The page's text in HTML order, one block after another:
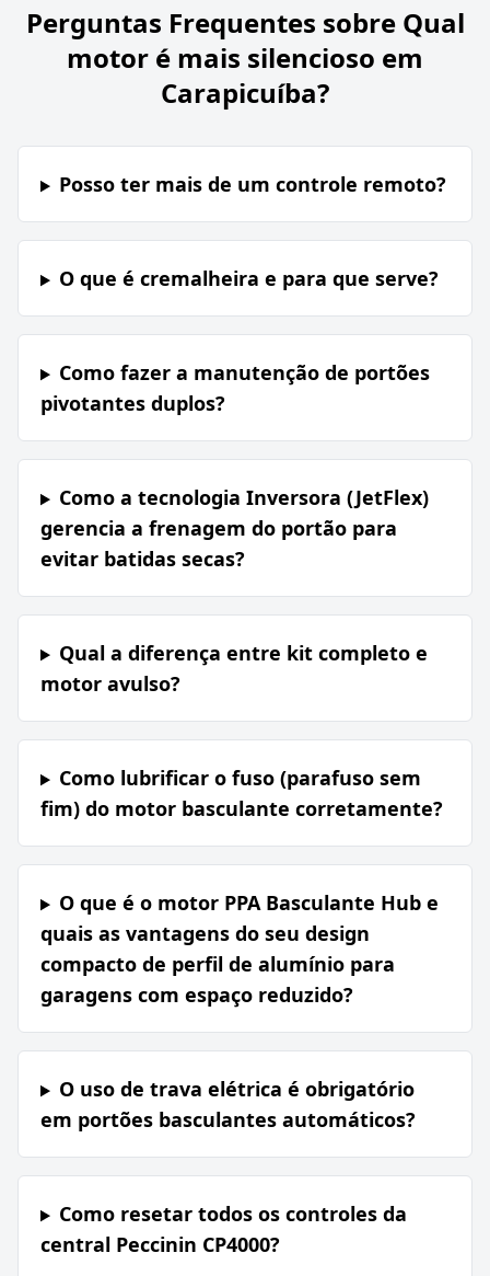
Perguntas Frequentes sobre Qual
motor é mais silencioso em
Carapicuíba?
Posso ter mais de um controle remoto?
O que é cremalheira e para que serve?
Como fazer a manutenção de portões
pivotantes duplos?
Como a tecnologia Inversora (JetFlex)
gerencia a frenagem do portão para
evitar batidas secas?
Qual a diferença entre kit completo e
motor avulso?
Como lubrificar o fuso (parafuso sem
fim) do motor basculante corretamente?
O que é o motor PPA Basculante Hub e
quais as vantagens do seu design
compacto de perfil de alumínio para
garagens com espaço reduzido?
O uso de trava elétrica é obrigatório
em portões basculantes automáticos?
Como resetar todos os controles da
central Peccinin CP4000?